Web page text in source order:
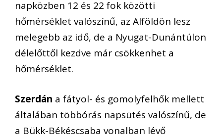
napközben 12 és 22 fok közötti
hőmérséklet valószínű, az Alföldön lesz
melegebb az idő, de a Nyugat-Dunántúlon
délelőttől kezdve már csökkenhet a
hőmérséklet.
Szerdán a fátyol- és gomolyfelhők mellett
általában többórás napsütés valószínű, de
a Bükk-Békéscsaba vonalban lévő